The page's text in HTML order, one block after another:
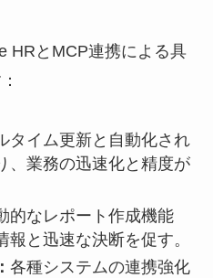
HRとMCP連携による具
タイム更新と自動化され
、業務の迅速化と精度が
的なレポート作成機能
と迅速な決断を促す。
各種システムの連携強化